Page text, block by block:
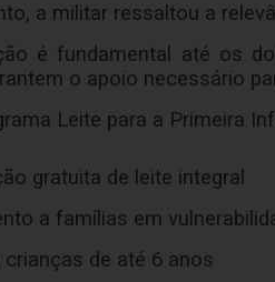
a militar ressaltou a
é fundamental até os
o apoio necessário
Leite para a Primeira
gratuita de leite integral
a famílias em
de até 6 anos